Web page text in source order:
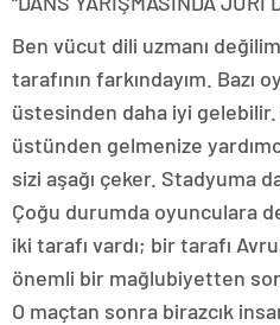
Ben vücut dili uzmanı
tarafının farkındayım. Bazı
üstesinden daha iyi gelebilir.
üstünden gelmenize
sizi aşağı çeker. Stadyuma
Çoğu durumda oyunculara
iki tarafı vardı; bir tarafı
önemli bir mağlubiyetten
O maçtan sonra birazcık